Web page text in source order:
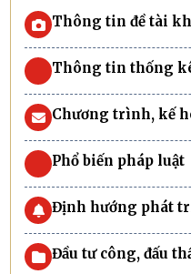
Thông tin đề tài
Thông tin thống
Chương trình, kế
Phổ biến pháp luật
Định hướng phát
Đầu tư công, đấu